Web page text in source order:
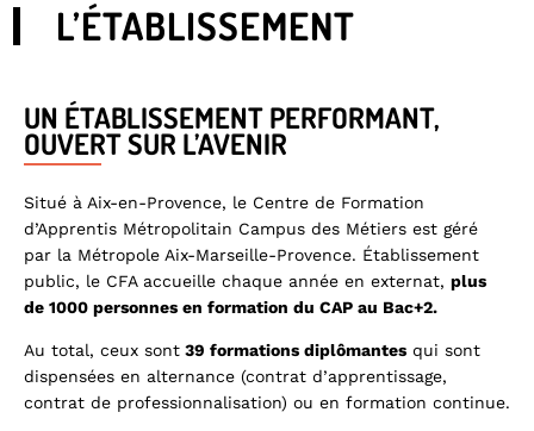
L’ÉTABLISSEMENT
UN ÉTABLISSEMENT PERFORMANT,
OUVERT SUR L’AVENIR
Situé à Aix-en-Provence, le Centre de Formation
d’Apprentis Métropolitain Campus des Métiers est géré
par la Métropole Aix-Marseille-Provence. Établissement
public, le CFA accueille chaque année en externat, plus
de 1000 personnes en formation du CAP au Bac+2.
Au total, ceux sont 39 formations diplômantes qui sont
dispensées en alternance (contrat d’apprentissage,
contrat de professionnalisation) ou en formation continue.